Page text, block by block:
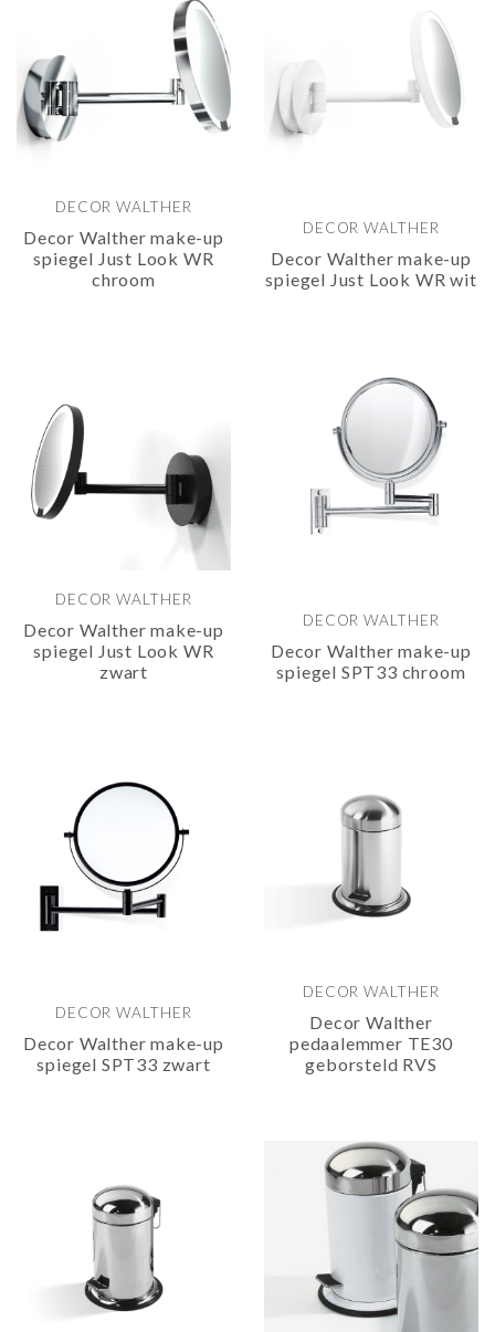
DECOR WALTHER
Decor Walther make-up
spiegel Just Look WR
chroom
DECOR WALTHER
Decor Walther make-up
spiegel Just Look WR wit
DECOR WALTHER
Decor Walther make-up
spiegel Just Look WR
zwart
DECOR WALTHER
Decor Walther make-up
spiegel SPT33 chroom
DECOR WALTHER
Decor Walther make-up
spiegel SPT33 zwart
DECOR WALTHER
Decor Walther
pedaalemmer TE30
geborsteld RVS